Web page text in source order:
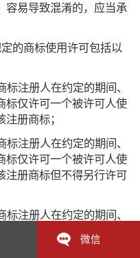
容易导致混淆的，应当承
的商标使用许可包括以
标注册人在约定的期间、
标仅许可一个被许可人使
册商标；
标注册人在约定的期间、
标仅许可一个被许可人使
注册商标但不得另行许可
标注册人在约定的期间、
用其注册商标，并可自行
注册商标。
微信